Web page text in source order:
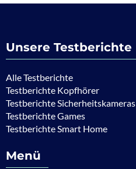
Unsere Testberichte
Alle Testberichte
Testberichte Kopfhörer
Testberichte Sicherheitskameras
Testberichte Games
Testberichte Smart Home
Menü